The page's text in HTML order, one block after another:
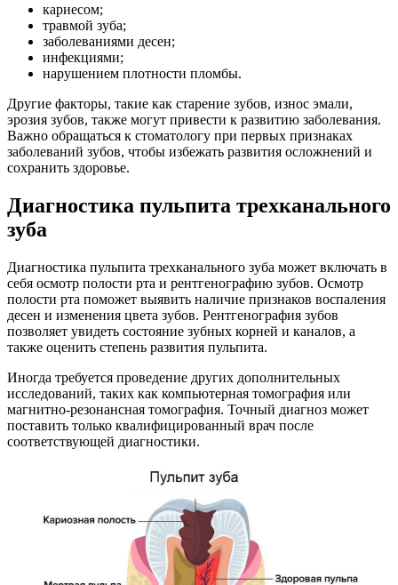
кариесом;
травмой зуба;
заболеваниями десен;
инфекциями;
нарушением плотности пломбы.
Другие факторы, такие как старение зубов, износ эмали,
эрозия зубов, также могут привести к развитию заболевания.
Важно обращаться к стоматологу при первых признаках
заболеваний зубов, чтобы избежать развития осложнений и
сохранить здоровье.
Диагностика пульпита трехканального
зуба
Диагностика пульпита трехканального зуба может включать в
себя осмотр полости рта и рентгенографию зубов. Осмотр
полости рта поможет выявить наличие признаков воспаления
десен и изменения цвета зубов. Рентгенография зубов
позволяет увидеть состояние зубных корней и каналов, а
также оценить степень развития пульпита.
Иногда требуется проведение других дополнительных
исследований, таких как компьютерная томография или
магнитно-резонансная томография. Точный диагноз может
поставить только квалифицированный врач после
соответствующей диагностики.